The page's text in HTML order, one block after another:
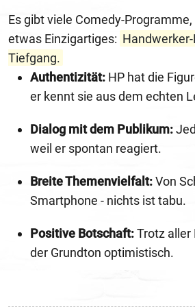
Es gibt viele Comedy-
etwas Einzigartiges:
Tiefgang.
Authentizität: HP hat die
er kennt sie aus dem echten
Dialog mit dem Publikum:
weil er spontan reagiert.
Breite Themenvielfalt:Von
Smartphone - nichts ist tabu.
Positive Botschaft:Trotz aller
der Grundton optimistisch.